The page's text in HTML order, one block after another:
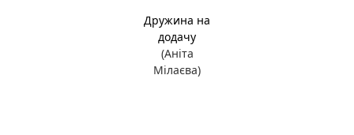
Дружина на
додачу
(Аніта
Мілаєва)